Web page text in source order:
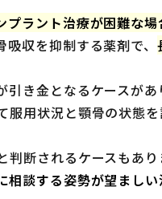
プラント治療が困難な場
吸収を抑制する薬剤で、
き金となるケースがあ
服用状況と顎骨の状態
断されるケースもあり
相談する姿勢が望まし